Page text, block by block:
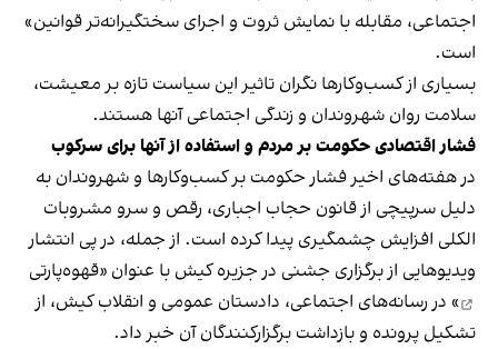
اجتماعی، مقابله با نمایش ثروت و اجرای سختگیرانه‌تر قوانین»
است.
بسیاری از کسب‌وکارها نگران تاثیر این سیاست‌ تازه بر معیشت،
سلامت روان شهروندان و زندگی اجتماعی آنها هستند.
فشار اقتصادی حکومت بر مردم و استفاده از آنها برای سرکوب
در هفته‌های اخیر فشار حکومت بر کسب‌وکارها و شهروندان به
دلیل سرپیچی از قانون حجاب اجباری، رقص و سرو مشروبات
الکلی افزایش چشمگیری پیدا کرده است. از جمله، در پی انتشار
ویدیوهایی از برگزاری جشنی در جزیره کیش با عنوان «قهوه‌پارتی
» در رسانه‌های اجتماعی، دادستان عمومی و انقلاب کیش، از
تشکیل پرونده و بازداشت برگزارکنندگان آن خبر داد.